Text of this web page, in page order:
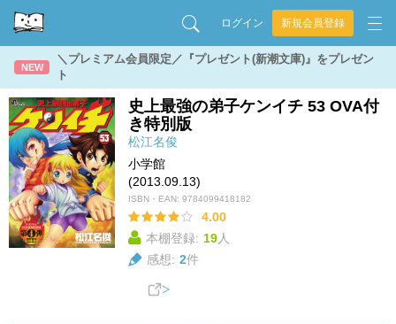
ログイン 新規会員登録
NEW
＼プレミアム会員限定／『プレゼント(新潮文庫)』をプレゼン
ト
史上最強の弟子ケンイチ 53 OVA付
き特別版
松江名俊
小学館
(2013.09.13)
ISBN・EAN: 9784099418182
4.00
本棚登録: 19人
感想: 2件